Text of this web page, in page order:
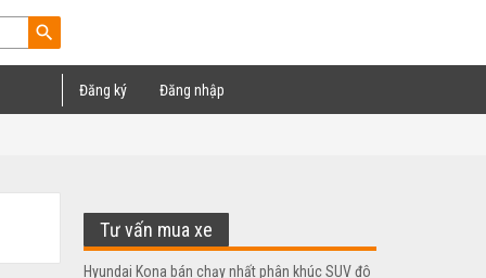
search
Đăng ký Đăng nhập
Tư vấn mua xe
Hyundai Kona bán chạy nhất phân khúc SUV đô